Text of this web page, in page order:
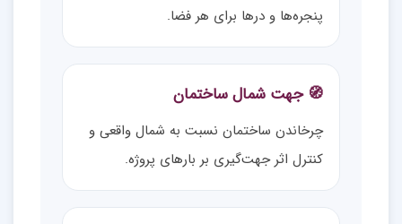
پنجره‌ها و درها برای هر فضا.
🧭 جهت شمال ساختمان
چرخاندن ساختمان نسبت به شمال واقعی و
کنترل اثر جهت‌گیری بر بارهای پروژه.